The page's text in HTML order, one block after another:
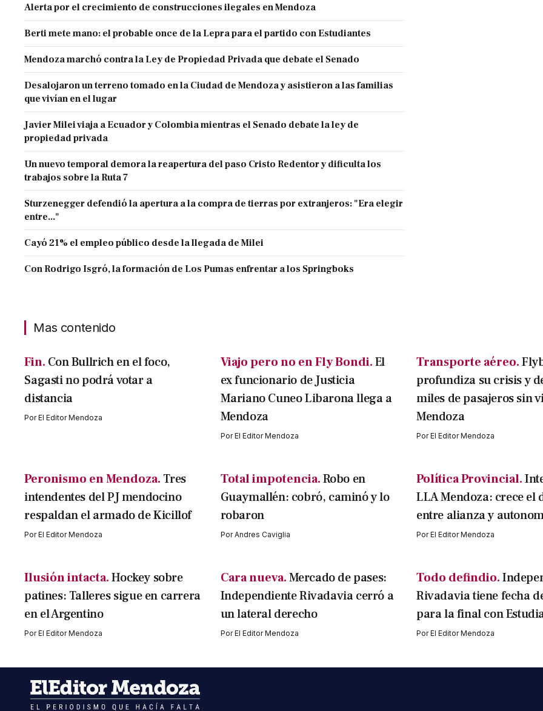
Alerta por el crecimiento de construcciones ilegales en Mendoza
Berti mete mano: el probable once de la Lepra para el partido con Estudiantes
Mendoza marchó contra la Ley de Propiedad Privada que debate el Senado
Desalojaron un terreno tomado en la Ciudad de Mendoza y asistieron a las familias
que vivían en el lugar
Javier Milei viaja a Ecuador y Colombia mientras el Senado debate la ley de
propiedad privada
Un nuevo temporal demora la reapertura del paso Cristo Redentor y dificulta los
trabajos sobre la Ruta 7
Sturzenegger defendió la apertura a la compra de tierras por extranjeros: "Era elegir
entre..."
Cayó 21% el empleo público desde la llegada de Milei
Con Rodrigo Isgró, la formación de Los Pumas enfrentar a los Springboks
Mas contenido
Fin. Con Bullrich en el foco,
Sagasti no podrá votar a
distancia
PorEl Editor Mendoza
Viajo pero no en Fly Bondi.El
ex funcionario de Justicia
Mariano Cuneo Libarona llega a
Mendoza
PorEl Editor Mendoza
Transporte aéreo.
profundiza su crisis y
miles de pasajeros sin
Mendoza
PorEl Editor Mendoza
Peronismo en Mendoza. Tres
intendentes del PJ mendocino
respaldan el armado de Kicillof
PorEl Editor Mendoza
Total impotencia.Robo en
Guaymallén: cobró, caminó y lo
robaron
PorAndres Caviglia
Política Provincial.
LLA Mendoza: crece el
entre alianza y
PorEl Editor Mendoza
Ilusión intacta. Hockey sobre
patines: Talleres sigue en carrera
en el Argentino
PorEl Editor Mendoza
Cara nueva.Mercado de pases:
Independiente Rivadavia cerró a
un lateral derecho
PorEl Editor Mendoza
Todo defindio.
Rivadavia tiene fecha
para la final con
PorEl Editor Mendoza